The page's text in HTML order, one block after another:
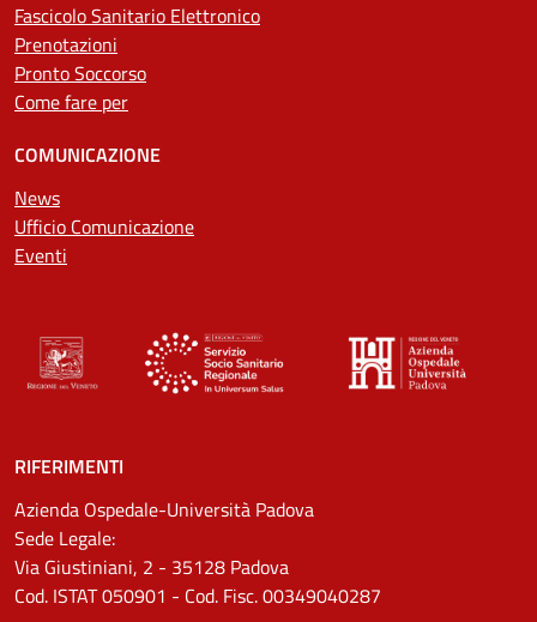
Fascicolo Sanitario Elettronico
Prenotazioni
Pronto Soccorso
Come fare per
COMUNICAZIONE
News
Ufficio Comunicazione
Eventi
RIFERIMENTI
Azienda Ospedale-Università Padova
Sede Legale:
Via Giustiniani, 2 - 35128 Padova
Cod. ISTAT 050901 - Cod. Fisc. 00349040287